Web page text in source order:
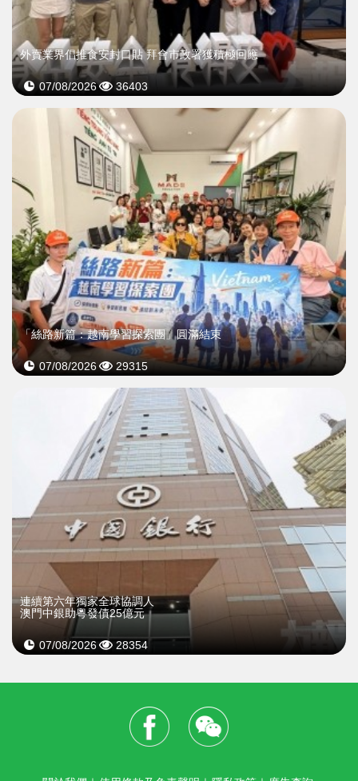
外賣業界倡推食安封口貼 拜會市政署獲積極回應
07/08/2026 36403
「絲路新篇：越南學習探索團」圓滿結束
07/08/2026 29315
連續第六年獨家全球協調人
澳門中銀助粵發債25億元
07/08/2026 28354